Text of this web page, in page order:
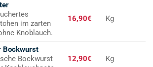
im zarten
Knoblauch.
16,90€ Kg
Bockwurst
Bockwurst
12,90€ Kg